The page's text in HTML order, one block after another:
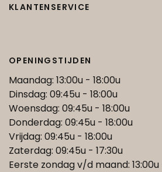
KLANTENSERVICE
OPENINGSTIJDEN
Maandag: 13:00u - 18:00u
Dinsdag: 09:45u - 18:00u
Woensdag: 09:45u - 18:00u
Donderdag: 09:45u - 18:00u
Vrijdag: 09:45u - 18:00u
Zaterdag: 09:45u - 17:30u
Eerste zondag v/d maand: 13:00u